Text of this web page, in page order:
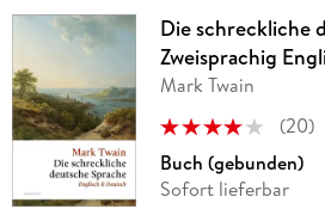
Die schreckliche
Zweisprachig
Mark Twain
(20)
Buch (gebunden)
Sofort lieferbar